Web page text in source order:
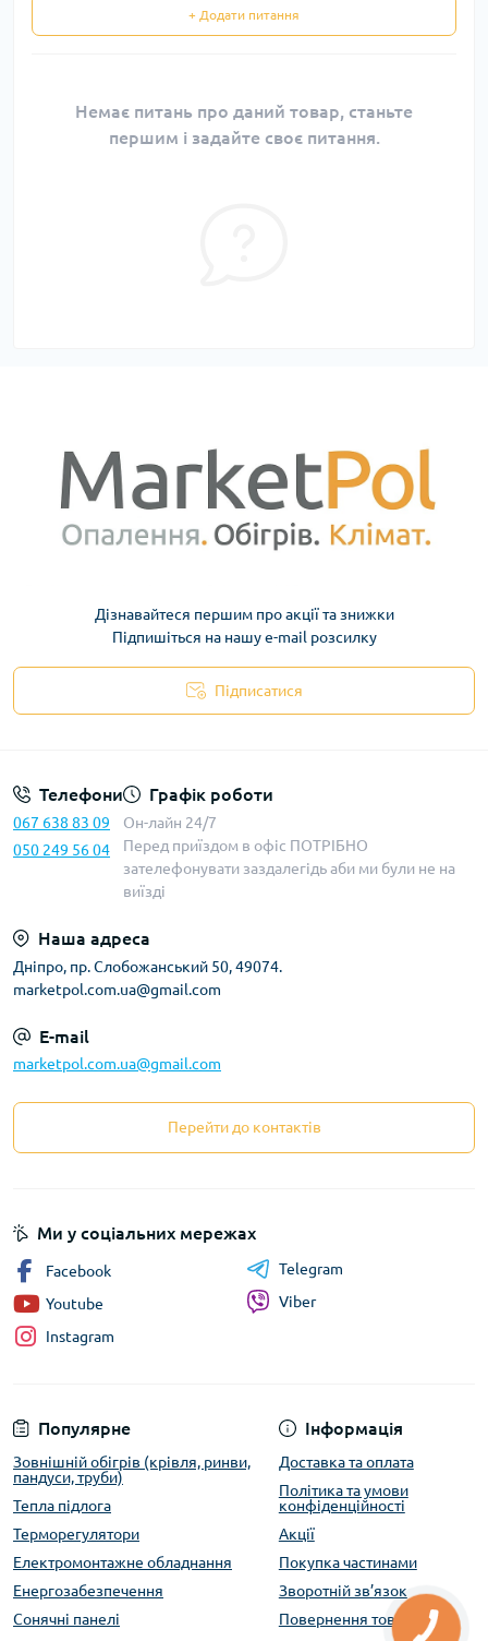
+ Додати питання
Немає питань про даний товар, станьте
першим і задайте своє питання.
Дізнавайтеся першим про акції та знижки
Підпишіться на нашу e-mail розсилку
Підписатися
Телефони
067 638 83 09
050 249 56 04
Графік роботи
Он-лайн 24/7
Перед приїздом в офіс ПОТРІБНО
зателефонувати заздалегідь аби ми були не на
виїзді
Наша адреса
Дніпро, пр. Слобожанський 50, 49074.
marketpol.com.ua@gmail.com
E-mail
marketpol.com.ua@gmail.com
Перейти до контактів
Популярне
Зовнішній обігрів (крівля, ринви,
пандуси, труби)
Тепла підлога
Терморегулятори
Електромонтажне обладнання
Енергозабезпечення
Сонячні панелі
Інформація
Доставка та оплата
Політика та умови
конфіденційності
Акції
Покупка частинами
Зворотній зв’язок
Повернення товару
Ми у соціальних мережах
Facebook
Youtube
Instagram
Telegram
Viber